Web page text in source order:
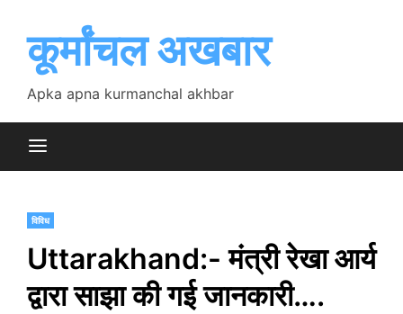
contentकूर्मांचल अखबार
Apka apna kurmanchal akhbar
विविध
Uttarakhand:- मंत्री रेखा आर्य
द्वारा साझा की गई जानकारी….